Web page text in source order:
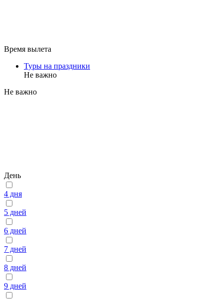
Время вылета
Туры на праздники
Не важно
Не важно
День
4 дня
5 дней
6 дней
7 дней
8 дней
9 дней